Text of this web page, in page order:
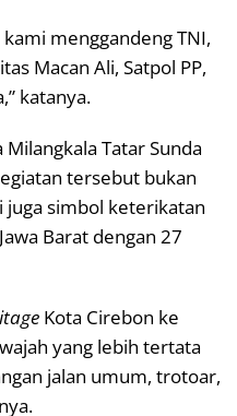
menggandeng TNI,
Macan Ali, Satpol PP,
katanya.
Tatar Sunda
tersebut bukan
juga simbol keterikatan
Barat dengan 27
Kota Cirebon ke
yang lebih tertata
jalan umum, trotoar,